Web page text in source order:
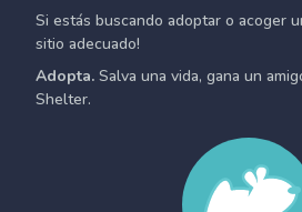
Si estás buscando adoptar o acoger
sitio adecuado!
Adopta. Salva una vida, gana un
Shelter.